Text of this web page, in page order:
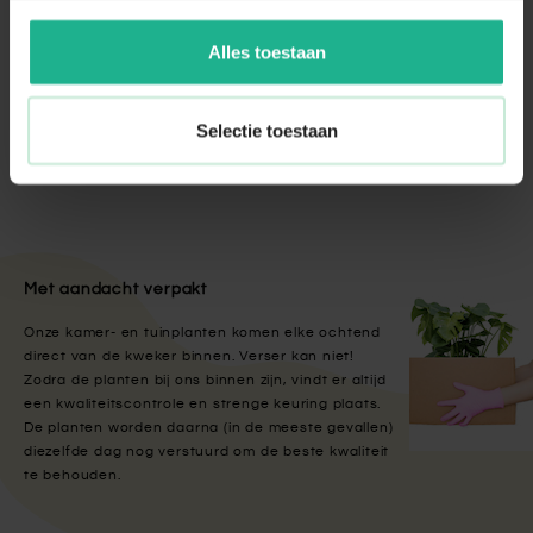
Alles toestaan
Selectie toestaan
Vochtigheidsmeter analoog
Met aandacht verpakt
Onze kamer- en tuinplanten komen elke ochtend
direct van de kweker binnen. Verser kan niet!
Zodra de planten bij ons binnen zijn, vindt er altijd
een kwaliteitscontrole en strenge keuring plaats.
De planten worden daarna (in de meeste gevallen)
diezelfde dag nog verstuurd om de beste kwaliteit
te behouden.